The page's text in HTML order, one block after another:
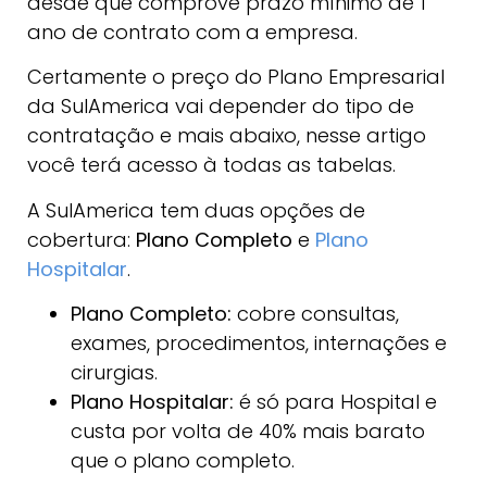
ano de contrato com a empresa.
Certamente o preço do Plano Empresarial
da SulAmerica vai depender do tipo de
contratação e mais abaixo, nesse artigo
você terá acesso à todas as tabelas.
A SulAmerica tem duas opções de
cobertura: Plano Completo e Plano
Hospitalar.
Plano Completo: cobre consultas,
exames, procedimentos, internações e
cirurgias.
Plano Hospitalar: é só para Hospital e
custa por volta de 40% mais barato
que o plano completo.